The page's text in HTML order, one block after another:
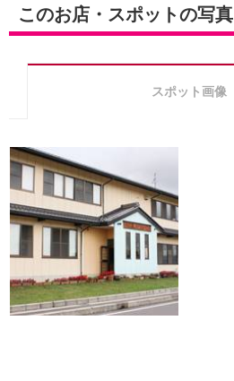
このお店・スポットの写真
スポット画像